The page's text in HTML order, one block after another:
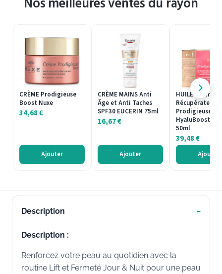
CRÈME Prodigieuse
Boost Nuxe
34,68€
Ajouter
CRÈME MAINS Anti
Âge et Anti Taches
SPF30 EUCERIN 75ml
16,67€
Ajouter
HUILE Baume
Récupérateur
Prodigieuse
HyaluBoost
50ml
39,48€
Ajouter
Description
Description :
Renforcez votre peau au quotidien avec la
routine Lift et Fermeté Jour & Nuit pour une peau